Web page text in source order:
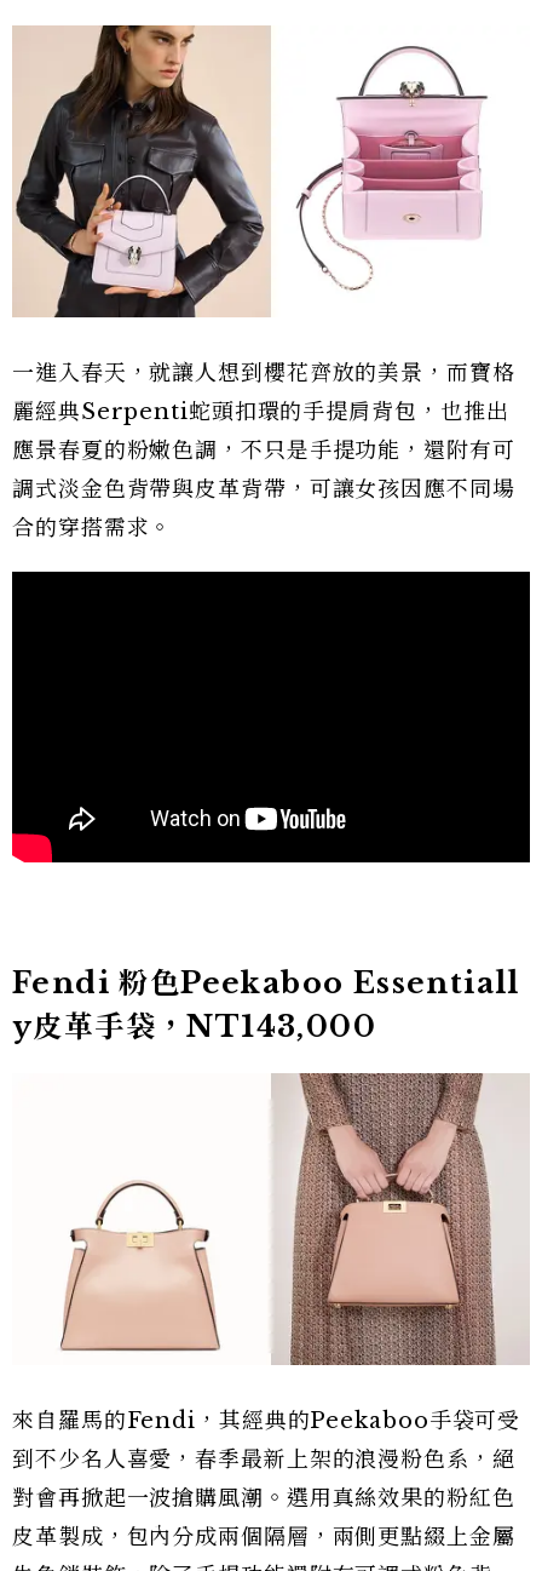
一進入春天，就讓人想到櫻花齊放的美景，而寶格
麗經典Serpenti蛇頭扣環的手提肩背包，也推出
應景春夏的粉嫩色調，不只是手提功能，還附有可
調式淡金色背帶與皮革背帶，可讓女孩因應不同場
合的穿搭需求。
Fendi 粉色Peekaboo Essentiall
y皮革手袋，NT143,000
來自羅馬的Fendi，其經典的Peekaboo手袋可受
到不少名人喜愛，春季最新上架的浪漫粉色系，絕
對會再掀起一波搶購風潮。選用真絲效果的粉紅色
皮革製成，包內分成兩個隔層，兩側更點綴上金屬